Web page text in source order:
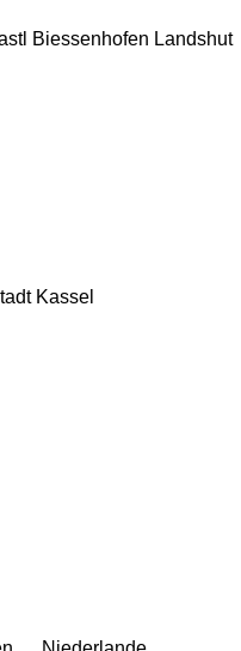
Biessenhofen Landshut
Kassel